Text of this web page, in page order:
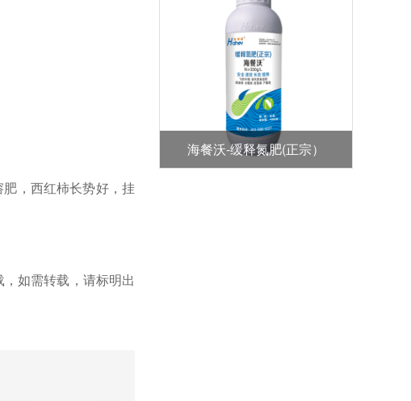
肥 ，西红柿长势好，挂
如需转载，请标明出
海餐沃-缓释氮肥(正宗）